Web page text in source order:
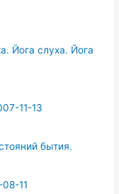
Йога слуха. Йога
11-13
бытия.
11